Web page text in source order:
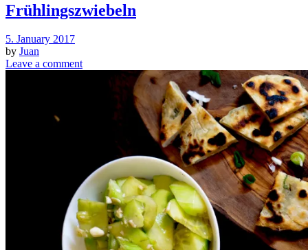
Frühlingszwiebeln
5. January 2017
by Juan
Leave a comment